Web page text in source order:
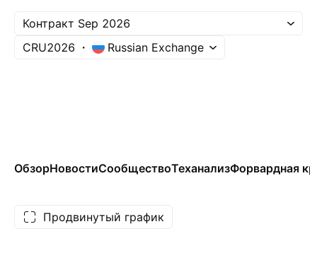
- рубль (Sep 2026)
Контракт Sep 2026
CRU2026
Russian Exchange
ОбзорНовостиСообществоТеханализФорвардная
Продвинутый график